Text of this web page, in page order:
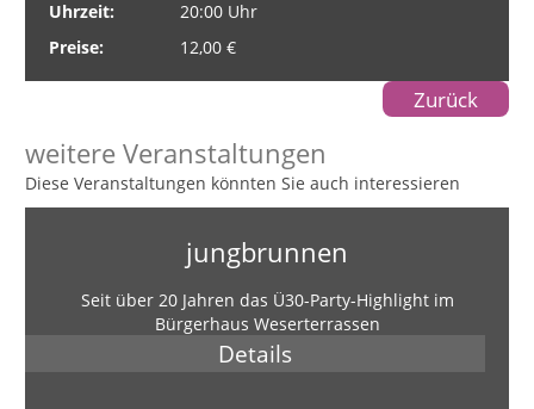
Uhrzeit:
20:00 Uhr
Preise:
12,00 €
Zurück
weitere Veranstaltungen
Diese Veranstaltungen könnten Sie auch interessieren
jungbrunnen
Seit über 20 Jahren das Ü30-Party-Highlight im
Bürgerhaus Weserterrassen
Details